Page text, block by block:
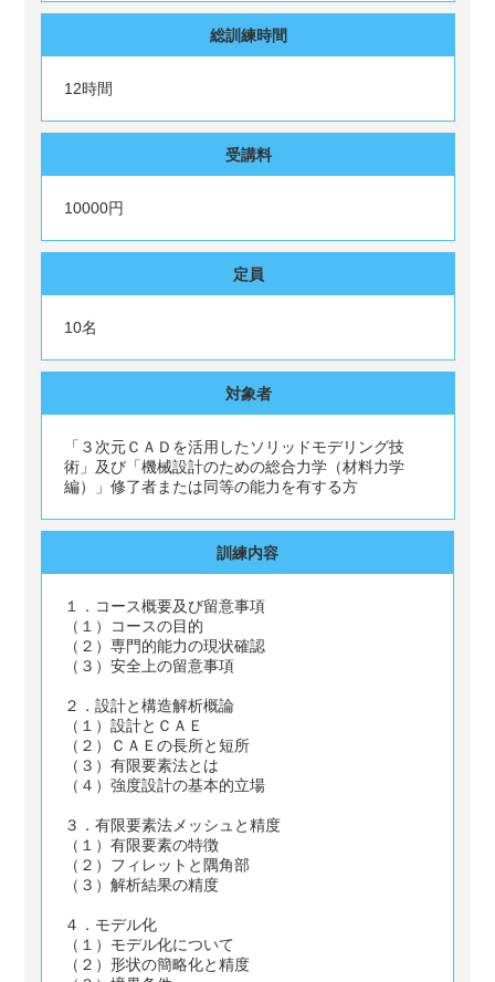
総訓練時間
12時間
受講料
10000円
定員
10名
対象者
「３次元ＣＡＤを活用したソリッドモデリング技
術」及び「機械設計のための総合力学（材料力学
編）」修了者または同等の能力を有する方
訓練内容
１．コース概要及び留意事項
（１）コースの目的
（２）専門的能力の現状確認
（３）安全上の留意事項
２．設計と構造解析概論
（１）設計とＣＡＥ
（２）ＣＡＥの長所と短所
（３）有限要素法とは
（４）強度設計の基本的立場
３．有限要素法メッシュと精度
（１）有限要素の特徴
（２）フィレットと隅角部
（３）解析結果の精度
４．モデル化
（１）モデル化について
（２）形状の簡略化と精度